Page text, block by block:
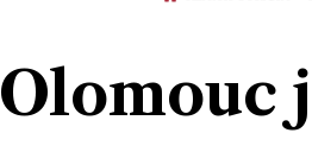
Olomouc